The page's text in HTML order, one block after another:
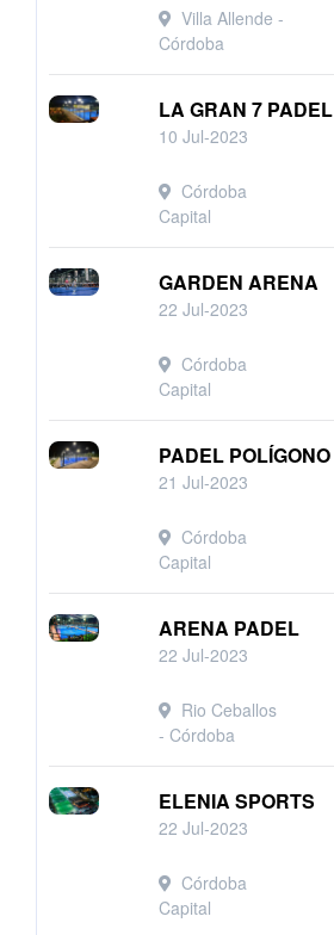
Villa Allende -
Córdoba
LA GRAN 7 PADEL
10 Jul-2023
Córdoba
Capital
GARDEN ARENA
22 Jul-2023
Córdoba
Capital
PADEL POLÍGONO
21 Jul-2023
Córdoba
Capital
ARENA PADEL
22 Jul-2023
Rio Ceballos
- Córdoba
ELENIA SPORTS
22 Jul-2023
Córdoba
Capital